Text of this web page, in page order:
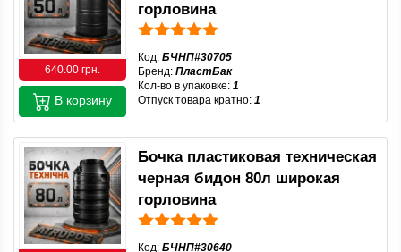
640.00 грн.
горловина
Код: БЧНП#30705
Бренд: ПластБак
Кол-во в упаковке: 1
Отпуск товара кратно: 1
В корзину
Бочка пластиковая техническая
черная бидон 80л широкая
горловина
Код: БЧНП#30640